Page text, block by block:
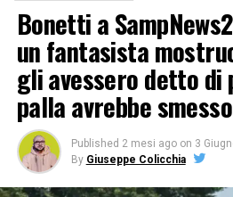
Bonetti a
un fantasista
gli avessero detto di
palla avrebbe
Published 2 mesi ago on 3
By Giuseppe Colicchia